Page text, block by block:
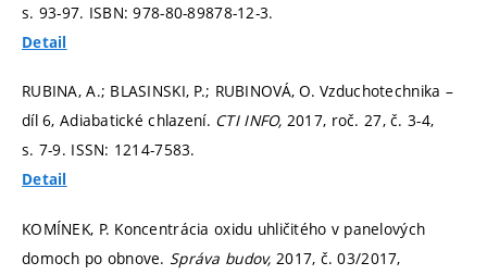
s. 93-97. ISBN: 978-80-89878-12-3.
Detail
RUBINA, A.; BLASINSKI, P.; RUBINOVÁ, O. Vzduchotechnika –
díl 6, Adiabatické chlazení. CTI INFO, 2017, roč. 27, č. 3-4,
s. 7-9. ISSN: 1214-7583.
Detail
KOMÍNEK, P. Koncentrácia oxidu uhličitého v panelových
domoch po obnove. Správa budov, 2017, č. 03/2017,